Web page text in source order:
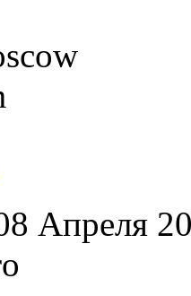
Апреля